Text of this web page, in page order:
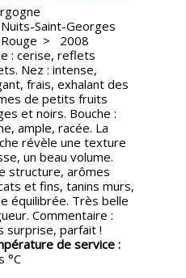
Nuits-Saint-Georges
Rouge
2008
: cerise, reflets
Nez : intense,
frais, exhalant des
de petits fruits
et noirs. Bouche :
ample, racée. La
révèle une texture
un beau volume.
structure, arômes
et fins, tanins murs,
équilibrée. Très belle
Commentaire :
surprise, parfait !
de service :